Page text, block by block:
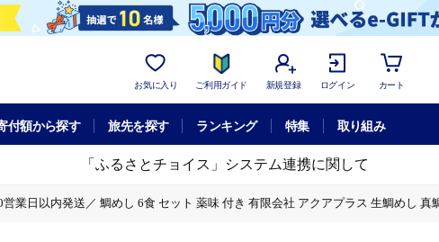
お気に入り ご利用ガイド 新規登録 ログイン カート
付額から探す 旅先を探す ランキング 特集 取り組み
「ふるさとチョイス」システム連携に関して
営業日以内発送／ 鯛めし 6食 セット 薬味 付き 有限会社 アクアプラス 生鯛めし